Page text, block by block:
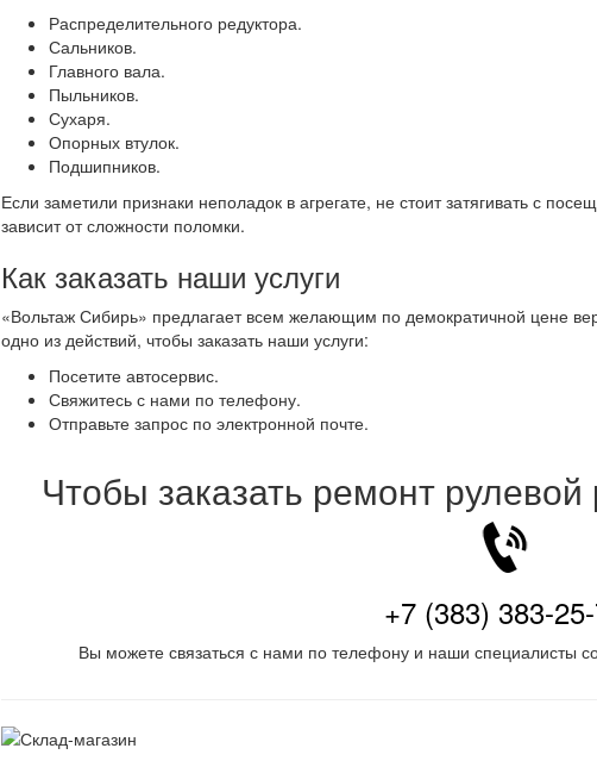
Распределительного редуктора.
Сальников.
Главного вала.
Пыльников.
Сухаря.
Опорных втулок.
Подшипников.
Если заметили признаки неполадок в агрегате, не стоит затягивать с
зависит от сложности поломки.
Как заказать наши услуги
«Вольтаж Сибирь» предлагает всем желающим по демократичной цене
одно из действий, чтобы заказать наши услуги:
Посетите автосервис.
Свяжитесь с нами по телефону.
Отправьте запрос по электронной почте.
Чтобы заказать ремонт
+7 (383) 383-
Вы можете связаться с нами по телефону и наши специалисты